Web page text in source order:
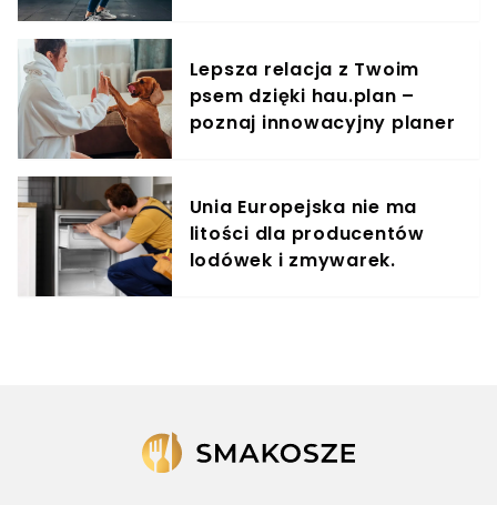
Lepsza relacja z Twoim
psem dzięki hau.plan –
poznaj innowacyjny planer
Unia Europejska nie ma
litości dla producentów
lodówek i zmywarek.